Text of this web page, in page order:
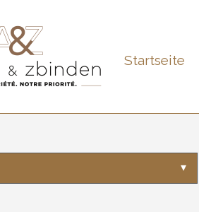
Startseite